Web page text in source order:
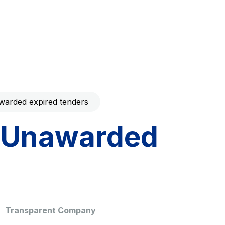
Valle
Società Autostrada Tirrenica
expired tenders
Unawarded
Transparent Company